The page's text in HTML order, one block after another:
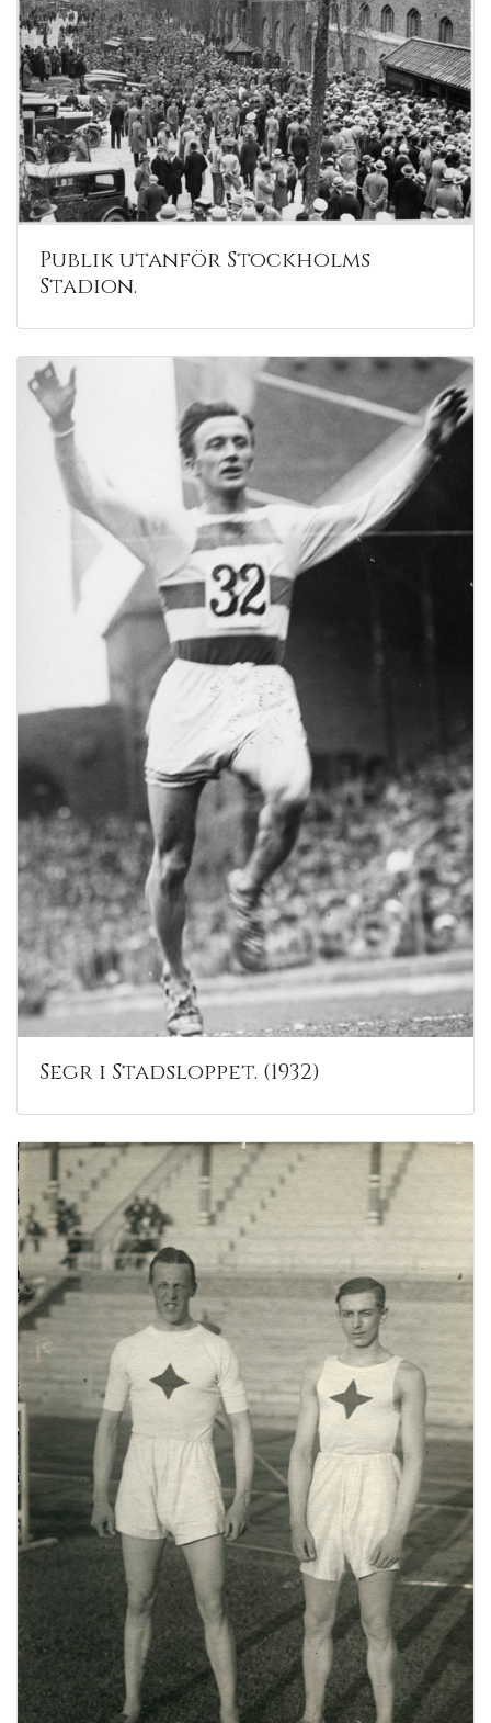
Publik utanför Stockholms
Stadion.
Segr i Stadsloppet. (1932)